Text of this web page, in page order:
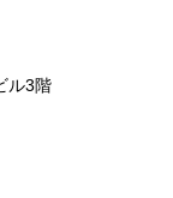
ル3階